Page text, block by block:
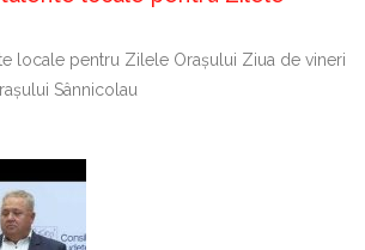
locale pentru Zilele Orașului Ziua de vineri
Sânnicolau